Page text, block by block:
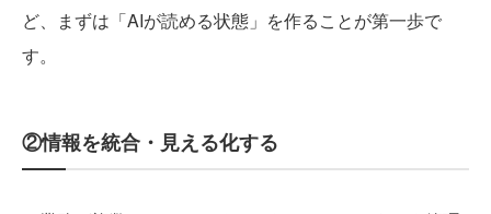
ど、まずは「AIが読める状態」を作ることが第一歩で
す。
②情報を統合・見える化する